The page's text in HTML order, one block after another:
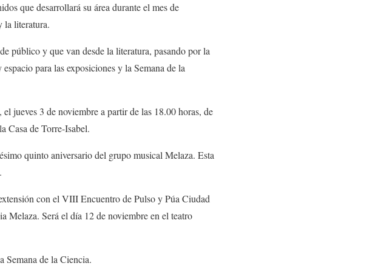
que desarrollará su área durante el mes de
la literatura.
y que van desde la literatura, pasando por la
para las exposiciones y la Semana de la
3 de noviembre a partir de las 18.00 horas, de
Casa de Torre-Isabel.
quinto aniversario del grupo musical Melaza. Esta
con el VIII Encuentro de Pulso y Púa Ciudad
Será el día 12 de noviembre en el teatro
de la Ciencia.